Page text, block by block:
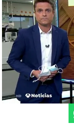
Antena 3
Actualizado:06
Publicado:
06